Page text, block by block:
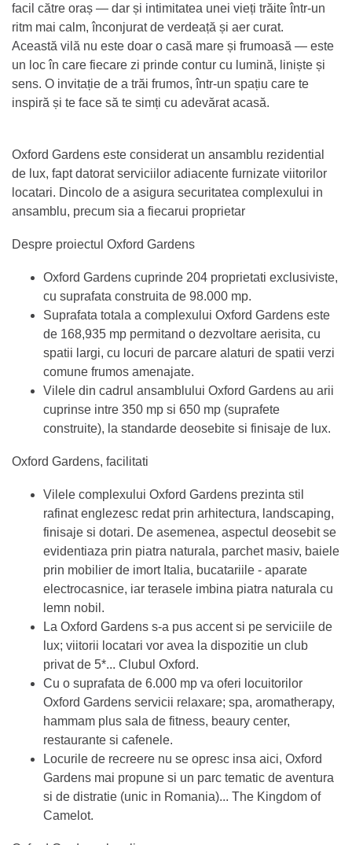
facil către oraș — dar și intimitatea unei vieți trăite într-un
ritm mai calm, înconjurat de verdeață și aer curat.
Această vilă nu este doar o casă mare și frumoasă — este
un loc în care fiecare zi prinde contur cu lumină, liniște și
sens. O invitație de a trăi frumos, într-un spațiu care te
inspiră și te face să te simți cu adevărat acasă.
Oxford Gardens este considerat un ansamblu rezidential
de lux, fapt datorat serviciilor adiacente furnizate viitorilor
locatari. Dincolo de a asigura securitatea complexului in
ansamblu, precum sia a fiecarui proprietar
Despre proiectul Oxford Gardens
Oxford Gardens cuprinde 204 proprietati exclusiviste,
cu suprafata construita de 98.000 mp.
Suprafata totala a complexului Oxford Gardens este
de 168,935 mp permitand o dezvoltare aerisita, cu
spatii largi, cu locuri de parcare alaturi de spatii verzi
comune frumos amenajate.
Vilele din cadrul ansamblului Oxford Gardens au arii
cuprinse intre 350 mp si 650 mp (suprafete
construite), la standarde deosebite si finisaje de lux.
Oxford Gardens, facilitati
Vilele complexului Oxford Gardens prezinta stil
rafinat englezesc redat prin arhitectura, landscaping,
finisaje si dotari. De asemenea, aspectul deosebit se
evidentiaza prin piatra naturala, parchet masiv, baiele
prin mobilier de imort Italia, bucatariile - aparate
electrocasnice, iar terasele imbina piatra naturala cu
lemn nobil.
La Oxford Gardens s-a pus accent si pe serviciile de
lux; viitorii locatari vor avea la dispozitie un club
privat de 5*... Clubul Oxford.
Cu o suprafata de 6.000 mp va oferi locuitorilor
Oxford Gardens servicii relaxare; spa, aromatherapy,
hammam plus sala de fitness, beaury center,
restaurante si cafenele.
Locurile de recreere nu se opresc insa aici, Oxford
Gardens mai propune si un parc tematic de aventura
si de distratie (unic in Romania)... The Kingdom of
Camelot.